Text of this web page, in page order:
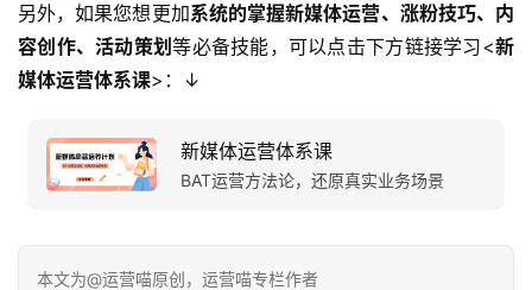
另外，如果您想更加系统的掌握新媒体运营、涨粉技巧、内
容创作、活动策划等必备技能，可以点击下方链接学习<新
媒体运营体系课>：↓
新媒体运营体系课
BAT运营方法论，还原真实业务场景
本文为@运营喵原创，运营喵专栏作者